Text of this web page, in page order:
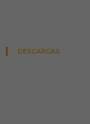
DESCARGAS